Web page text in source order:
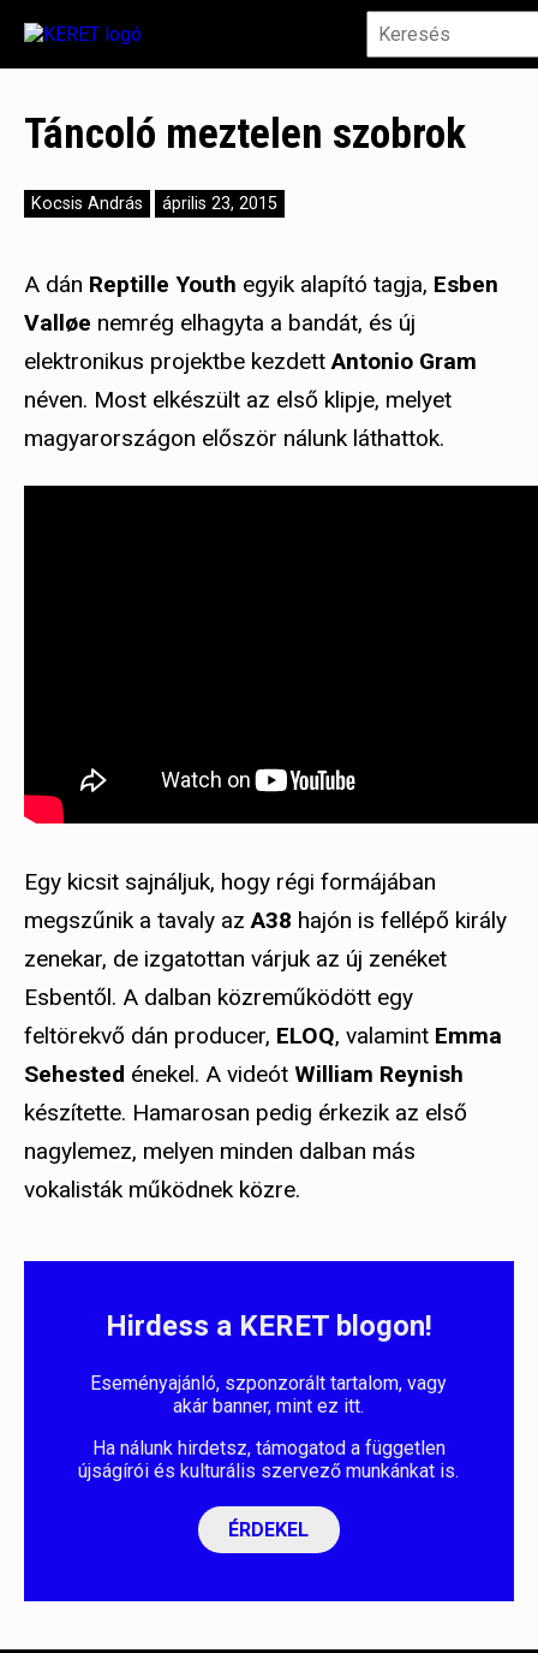
Táncoló meztelen szobrok
Kocsis András április 23, 2015
A dán Reptille Youth egyik alapító tagja, Esben
Valløe nemrég elhagyta a bandát, és új
elektronikus projektbe kezdettAntonio Gram
néven. Most elkészült az első klipje, melyet
magyarországon először nálunk láthattok.
Egy kicsit sajnáljuk, hogy régi formájában
megszűnik a tavaly azA38 hajón is fellépő király
zenekar, de izgatottan várjuk az új zenéket
Esbentől. A dalban közreműködött egy
feltörekvő dán producer, ELOQ, valamint Emma
Sehested énekel. A videót William Reynish
készítette. Hamarosan pedig érkezik az első
nagylemez, melyen minden dalban más
vokalisták működnek közre.
Hirdess a KERET blogon!
Eseményajánló, szponzorált tartalom, vagy
akár banner, mint ez itt.
Ha nálunk hirdetsz, támogatod a független
újságírói és kulturális szervező munkánkat is.
ÉRDEKEL